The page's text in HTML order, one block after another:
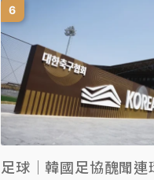
足球｜韓國足協醜聞連